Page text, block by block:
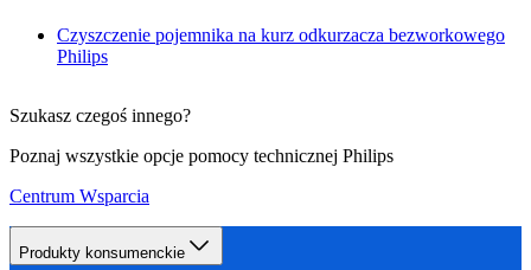
Czyszczenie pojemnika na kurz odkurzacza bezworkowego
Philips
Szukasz czegoś innego?
Poznaj wszystkie opcje pomocy technicznej Philips
Centrum Wsparcia
Produkty konsumenckie